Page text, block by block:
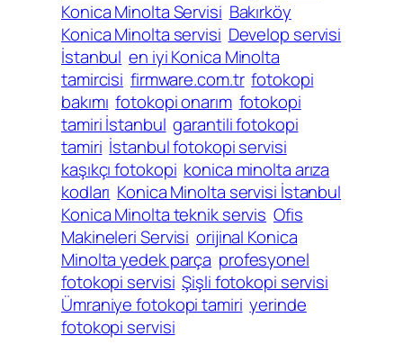
Konica Minolta Servisi Bakırköy
Konica Minolta servisi Develop servisi
İstanbul en iyi Konica Minolta
tamircisi firmware.com.tr fotokopi
bakımı fotokopi onarım fotokopi
tamiri İstanbul garantili fotokopi
tamiri İstanbul fotokopi servisi
kaşıkçı fotokopi konica minolta arıza
kodları Konica Minolta servisi İstanbul
Konica Minolta teknik servis Ofis
Makineleri Servisi orijinal Konica
Minolta yedek parça profesyonel
fotokopi servisi Şişli fotokopi servisi
Ümraniye fotokopi tamiri yerinde
fotokopi servisi